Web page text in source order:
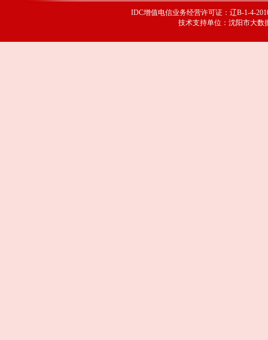
IDC增值电信业务经营许可证：辽B-1-4-
技术支持单位：沈阳市大数